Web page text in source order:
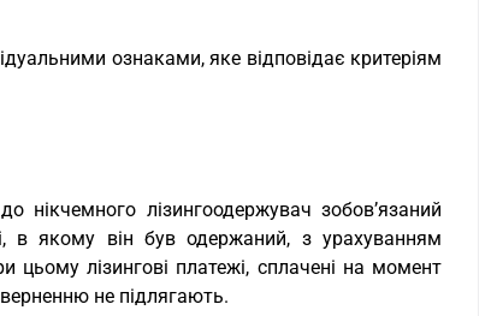
ознаками, яке відповідає критеріям
нікчемного лізингоодержувач зобов’язаний
в якому він був одержаний, з урахуванням
цьому лізингові платежі, сплачені на момент
не підлягають.